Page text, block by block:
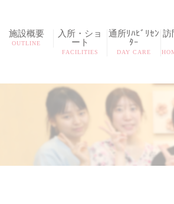
施設概要
OUTLINE
入所・ショ
ート
FACILITIES
通所ﾘﾊﾋﾞﾘｾﾝ
ﾀｰ
DAY CARE
訪